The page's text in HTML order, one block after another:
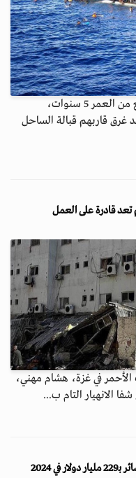
لقي مهاجران تونسيان، أحدهما طفل يبلغ من العمر 5 سنوات،
آخرين بعد غرق قاربهم قبالة الساحل
قادرة على العمل
الأحمر في غزة، هشام مهني،
الانهيار التام ب...
2024